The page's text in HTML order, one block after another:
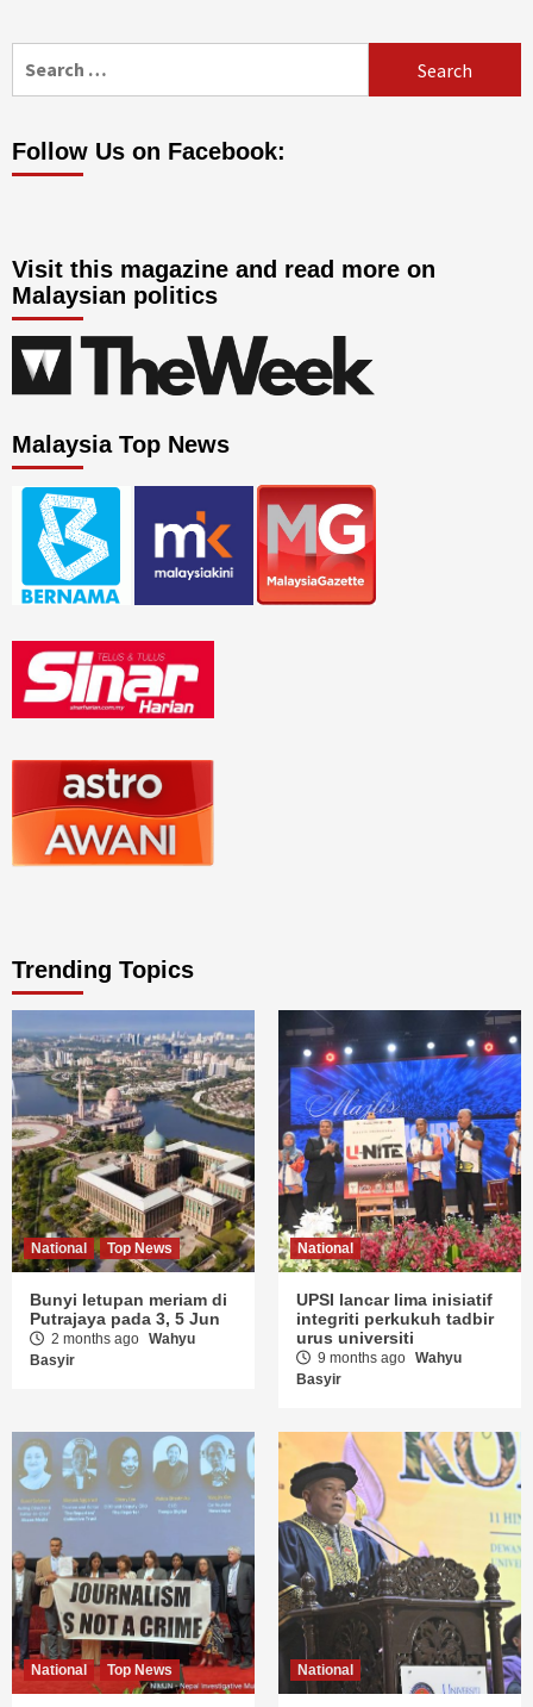
Follow Us on Facebook:
Visit this magazine and read more on
Malaysian politics
Malaysia Top News
National Top News
Bunyi letupan meriam di
Putrajaya pada 3, 5 Jun
2 months ago Wahyu
National
UPSI lancar lima inisiatif
integriti perkukuh tadbir
urus universiti
Basyir
National Top News
Kewartawanan
penyiasatan kekal
berdaya tahan
National
UPSI rai pengorbanan
ibu dalam kejayaan anak
di Istiadat Konvokesyen